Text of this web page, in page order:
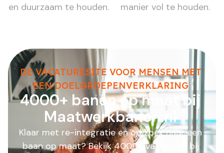
en duurzaam te houden.
manier vol te houden.
DE VACATURESITE VOOR MENSEN MET
EEN DOELGROEPENVERKLARING
4000+ banen op maat bij
Maatwerkbanen.nl
Klaar met re-integratie en op zoek naar een
baan op maat? Bekijk 4000+ vacatures bij